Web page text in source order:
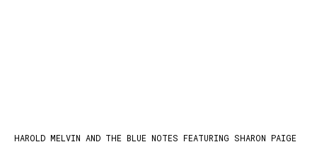
HAROLD MELVIN AND THE BLUE NOTES FEATURING SHARON PAIGE